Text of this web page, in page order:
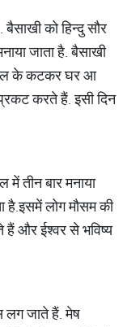
को हिन्दु सौर
जाता है. बैसाखी
के कटकर घर आ
करते हैं. इसी दिन
में तीन बार मनाया
है.इसमें लोग मौसम की
हैं और ईश्वर से भविष्य
लग जाते हैं. मेष